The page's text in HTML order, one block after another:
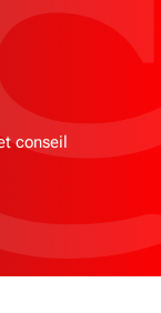
conseil